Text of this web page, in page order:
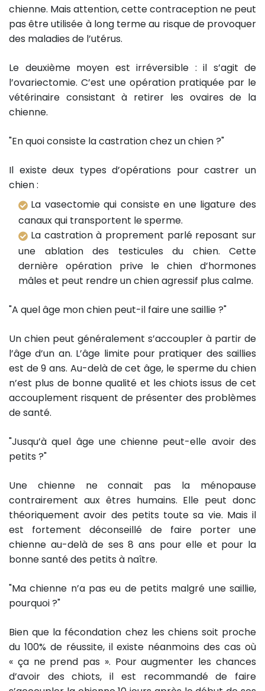
chienne. Mais attention, cette contraception ne peut
pas être utilisée à long terme au risque de provoquer
des maladies de l’utérus.
Le deuxième moyen est irréversible : il s’agit de
l’ovariectomie. C’est une opération pratiquée par le
vétérinaire consistant à retirer les ovaires de la
chienne.
"En quoi consiste la castration chez un chien ?"
Il existe deux types d’opérations pour castrer un
chien :
La vasectomie qui consiste en une ligature des
canaux qui transportent le sperme.
La castration à proprement parlé reposant sur
une ablation des testicules du chien. Cette
dernière opération prive le chien d’hormones
mâles et peut rendre un chien agressif plus calme.
"A quel âge mon chien peut-il faire une saillie ?"
Un chien peut généralement s’accoupler à partir de
l’âge d’un an. L’âge limite pour pratiquer des saillies
est de 9 ans. Au-delà de cet âge, le sperme du chien
n’est plus de bonne qualité et les chiots issus de cet
accouplement risquent de présenter des problèmes
de santé.
"Jusqu’à quel âge une chienne peut-elle avoir des
petits ?"
Une chienne ne connait pas la ménopause
contrairement aux êtres humains. Elle peut donc
théoriquement avoir des petits toute sa vie. Mais il
est fortement déconseillé de faire porter une
chienne au-delà de ses 8 ans pour elle et pour la
bonne santé des petits à naître.
"Ma chienne n’a pas eu de petits malgré une saillie,
pourquoi ?"
Bien que la fécondation chez les chiens soit proche
du 100% de réussite, il existe néanmoins des cas où
« ça ne prend pas ». Pour augmenter les chances
d’avoir des chiots, il est recommandé de faire